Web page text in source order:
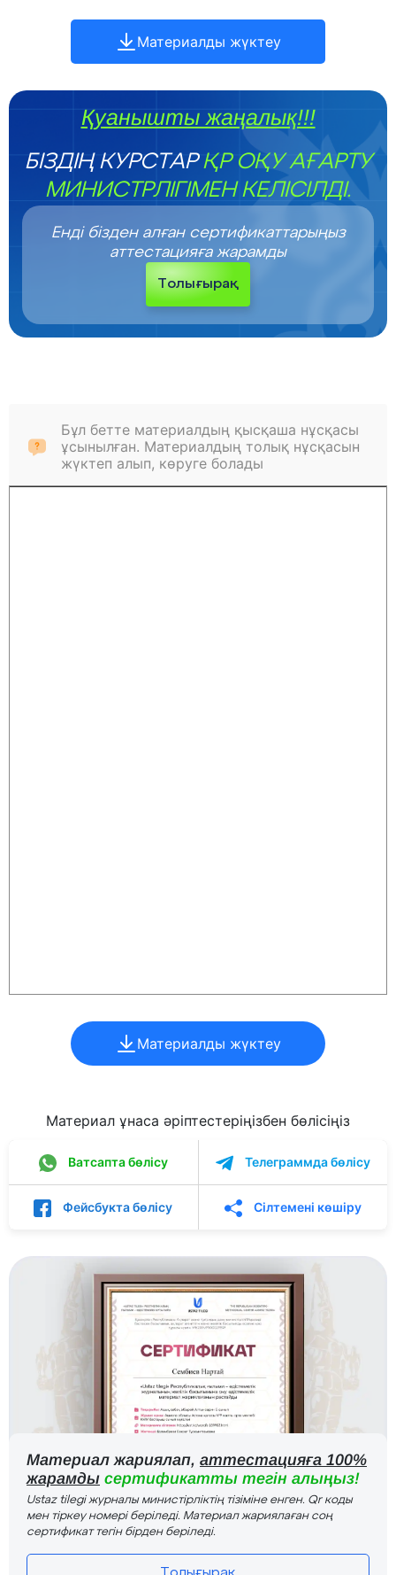
Материалды жүктеу
Қуанышты жаңалық!!!
БІЗДІҢ КУРСТАРҚР ОҚУ АҒАРТУ
МИНИСТРЛІГІМЕН КЕЛІСІЛДІ.
Енді бізден алған сертификаттарыңыз
аттестацияға жарамды
Толығырақ
Бұл бетте материалдың қысқаша нұсқасы
ұсынылған. Материалдың толық нұсқасын
жүктеп алып, көруге болады
Материалды жүктеу
Материал ұнаса әріптестеріңізбен бөлісіңіз
Ватсапта бөлісу Телеграммда бөлісу
Фейсбукта бөлісу Сілтемені көшіру
Материал жариялап, аттестацияға 100%
жарамды сертификатты тегін алыңыз!
Ustaz tilegi журналы министірліктің тізіміне енген. Qr коды
мен тіркеу номері беріледі. Материал жариялаған соң
сертификат тегін бірден беріледі.